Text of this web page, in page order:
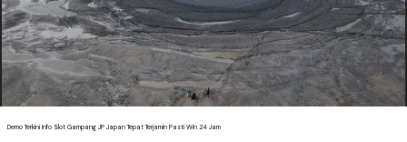
Demo Terkini Info Slot Gampang JP Japan Tepat Terjamin Pasti Win 24 Jam